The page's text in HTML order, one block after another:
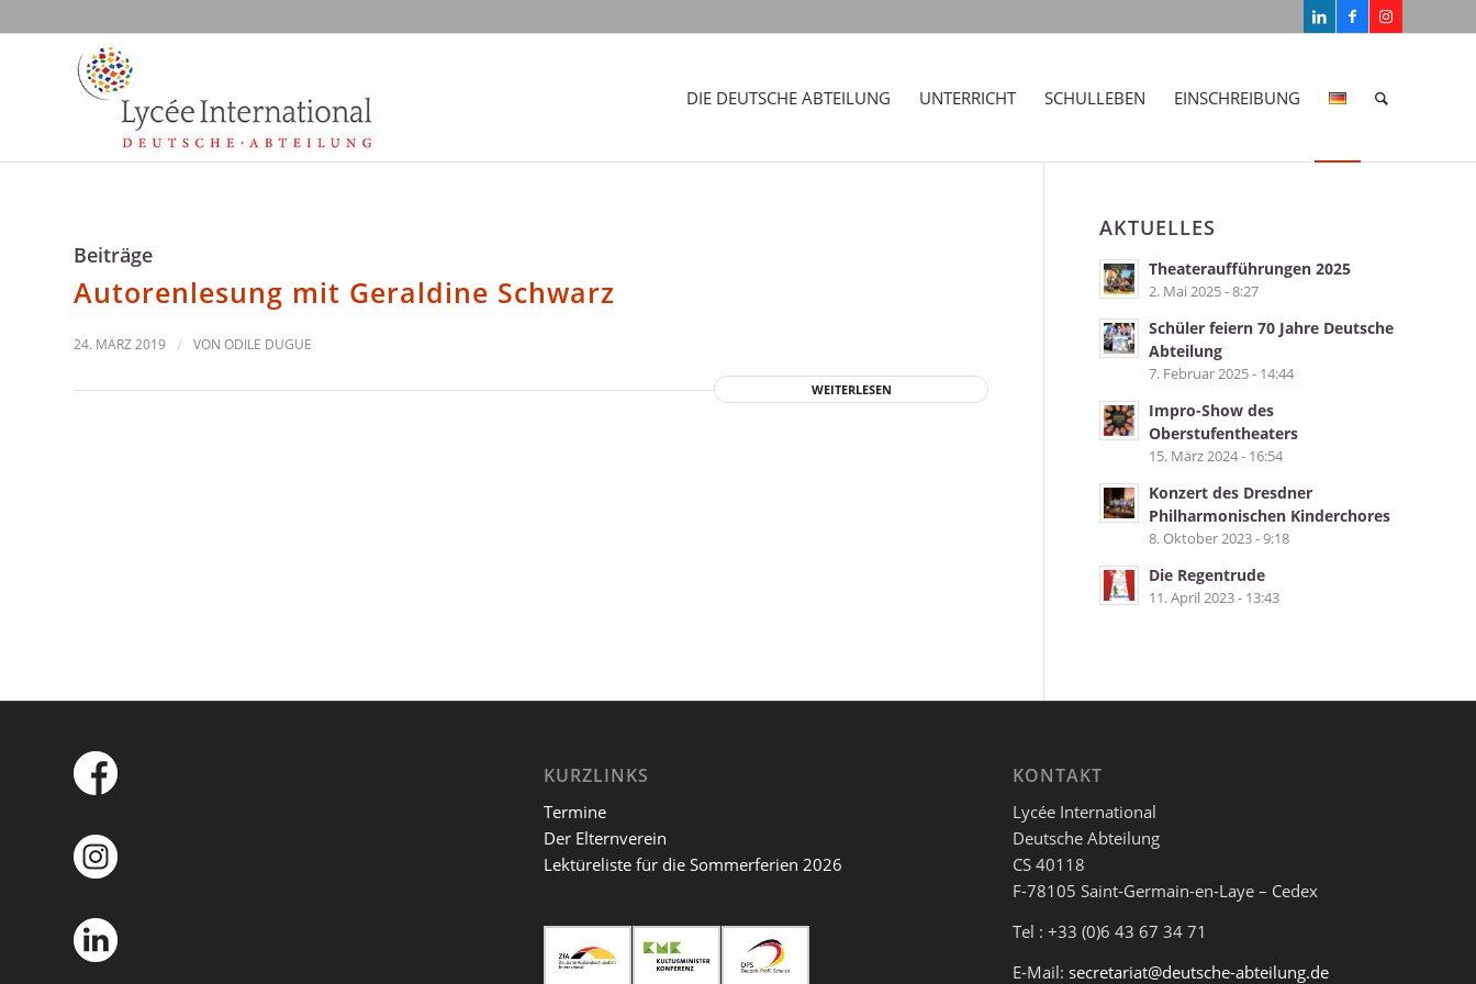
DIE DEUTSCHE ABTEILUNG UNTERRICHT SCHULLEBEN EINSCHREIBUNG
Beiträge
Autorenlesung mit Geraldine Schwarz
24. MÄRZ 2019 / VON ODILE DUGUE
WEITERLESEN
AKTUELLES
Theateraufführungen 2025
2. Mai 2025 - 8:27
Schüler feiern 70 Jahre Deutsche
Abteilung
7. Februar 2025 - 14:44
Impro-Show des
Oberstufentheaters
15. März 2024 - 16:54
Konzert des Dresdner
Philharmonischen Kinderchores
8. Oktober 2023 - 9:18
Die Regentrude
11. April 2023 - 13:43
KURZLINKS
Termine
Der Elternverein
Lektüreliste für die Sommerferien 2026
KONTAKT
Lycée International
Deutsche Abteilung
CS 40118
F-78105 Saint-Germain-en-Laye – Cedex
Tel : +33 (0)6 43 67 34 71
E-Mail: secretariat@deutsche-abteilung.de